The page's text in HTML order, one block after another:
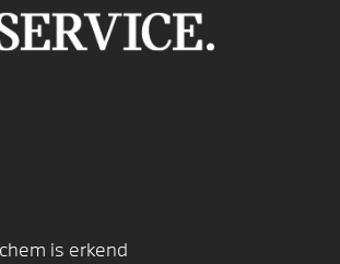
is erkend